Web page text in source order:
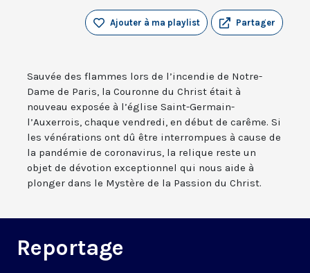
Partager
Ajouter à ma playlist
Sauvée des flammes lors de l’incendie de Notre-
Dame de Paris, la Couronne du Christ était à
nouveau exposée à l’église Saint-Germain-
l’Auxerrois, chaque vendredi, en début de carême. Si
les vénérations ont dû être interrompues à cause de
la pandémie de coronavirus, la relique reste un
objet de dévotion exceptionnel qui nous aide à
plonger dans le Mystère de la Passion du Christ.
Reportage